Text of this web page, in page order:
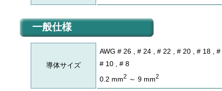
一般仕様
導体サイズ
AWG # 26 , # 24 , # 22 , # 20 , # 18 ,
# 10 , # 8
0.2 mm2 ～ 9 mm2